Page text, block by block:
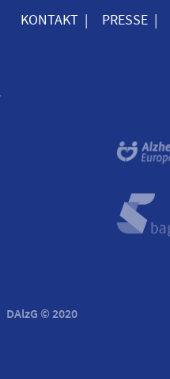
KONTAKT PRESSE
DAlzG © 2020